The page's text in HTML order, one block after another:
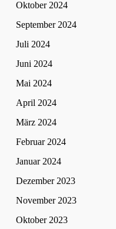
Oktober 2024
September 2024
Juli 2024
Juni 2024
Mai 2024
April 2024
März 2024
Februar 2024
Januar 2024
Dezember 2023
November 2023
Oktober 2023